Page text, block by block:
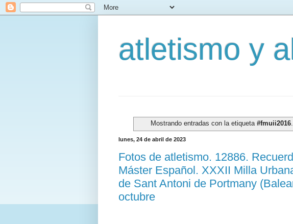
atletismo y
Mostrando entradas con la etiqueta#fmuii2016
lunes, 24 de abril de 2023
Fotos de atletismo. 12886.
Máster Español. XXXII Milla
de Sant Antoni de Portmany
octubre